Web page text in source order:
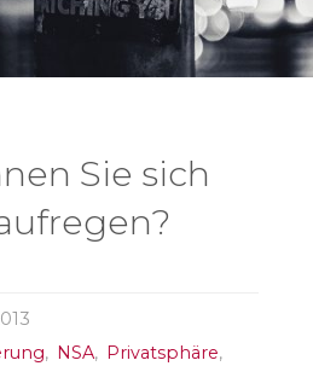
Sie sich
, NSA, Privatsphäre,